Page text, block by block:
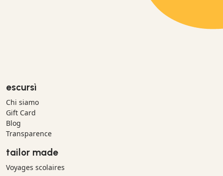
escursì
Chi siamo
Gift Card
Blog
Transparence
tailor made
Voyages scolaires